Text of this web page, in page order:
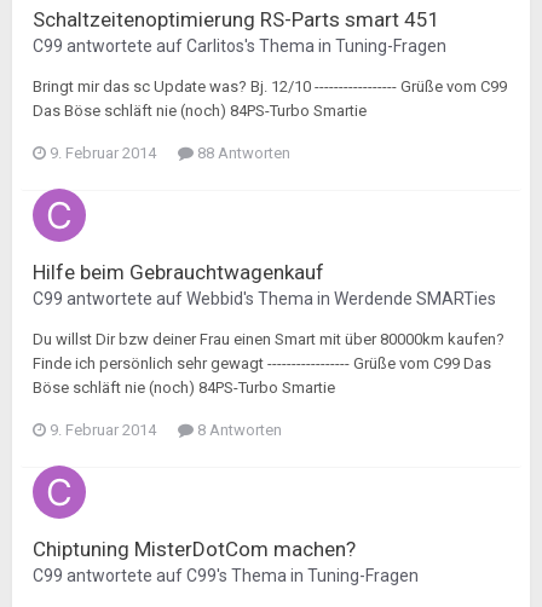
Schaltzeitenoptimierung RS-Parts smart 451
C99 antwortete aufCarlitos's Thema in Tuning-Fragen
Bringt mir das sc Update was? Bj. 12/10 ----------------- Grüße vom C99
Das Böse schläft nie (noch) 84PS-Turbo Smartie
9. Februar 2014 88 Antworten
Hilfe beim Gebrauchtwagenkauf
C99 antwortete aufWebbid's Thema in Werdende SMARTies
Du willst Dir bzw deiner Frau einen Smart mit über 80000km kaufen?
Finde ich persönlich sehr gewagt ----------------- Grüße vom C99 Das
Böse schläft nie (noch) 84PS-Turbo Smartie
9. Februar 2014 8 Antworten
Chiptuning MisterDotCom machen?
C99 antwortete aufC99's Thema in Tuning-Fragen